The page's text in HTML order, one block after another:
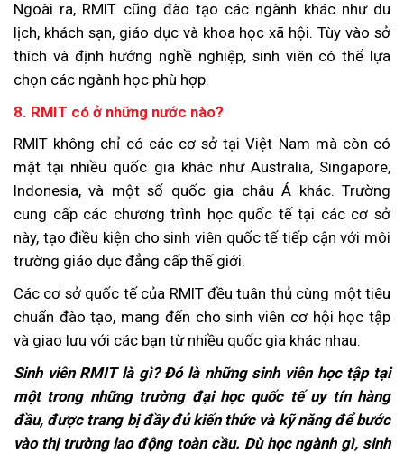
Ngoài ra, RMIT cũng đào tạo các ngành khác như du
lịch, khách sạn, giáo dục và khoa học xã hội. Tùy vào sở
thích và định hướng nghề nghiệp, sinh viên có thể lựa
chọn các ngành học phù hợp.
8. RMIT có ở những nước nào?
RMIT không chỉ có các cơ sở tại Việt Nam mà còn có
mặt tại nhiều quốc gia khác như Australia, Singapore,
Indonesia, và một số quốc gia châu Á khác. Trường
cung cấp các chương trình học quốc tế tại các cơ sở
này, tạo điều kiện cho sinh viên quốc tế tiếp cận với môi
trường giáo dục đẳng cấp thế giới.
Các cơ sở quốc tế của RMIT đều tuân thủ cùng một tiêu
chuẩn đào tạo, mang đến cho sinh viên cơ hội học tập
và giao lưu với các bạn từ nhiều quốc gia khác nhau.
Sinh viên RMIT là gì? Đó là những sinh viên học tập tại
một trong những trường đại học quốc tế uy tín hàng
đầu, được trang bị đầy đủ kiến thức và kỹ năng để bước
vào thị trường lao động toàn cầu. Dù học ngành gì, sinh